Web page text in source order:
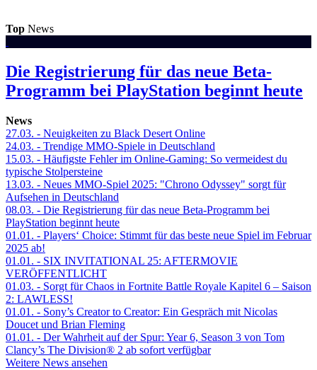
Top News
Die Registrierung für das neue Beta-
Programm bei PlayStation beginnt heute
News
27.03. - Neuigkeiten zu Black Desert Online
24.03. - Trendige MMO-Spiele in Deutschland
15.03. - Häufigste Fehler im Online-Gaming: So vermeidest du
typische Stolpersteine
13.03. - Neues MMO-Spiel 2025: "Chrono Odyssey" sorgt für
Aufsehen in Deutschland
08.03. - Die Registrierung für das neue Beta-Programm bei
PlayStation beginnt heute
01.01. - Players‘ Choice: Stimmt für das beste neue Spiel im Februar
2025 ab!
01.01. - SIX INVITATIONAL 25: AFTERMOVIE
VERÖFFENTLICHT
01.03. - Sorgt für Chaos in Fortnite Battle Royale Kapitel 6 – Saison
2: LAWLESS!
01.01. - Sony’s Creator to Creator: Ein Gespräch mit Nicolas
Doucet und Brian Fleming
01.01. - Der Wahrheit auf der Spur: Year 6, Season 3 von Tom
Clancy’s The Division® 2 ab sofort verfügbar
Weitere News ansehen